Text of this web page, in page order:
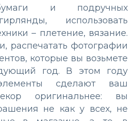
и подручных
использовать
– плетение, вязание.
распечатать фотографии
которые вы возьмете
год. В этом году
сделают ваш
оригинальнее: вы
не как у всех, не